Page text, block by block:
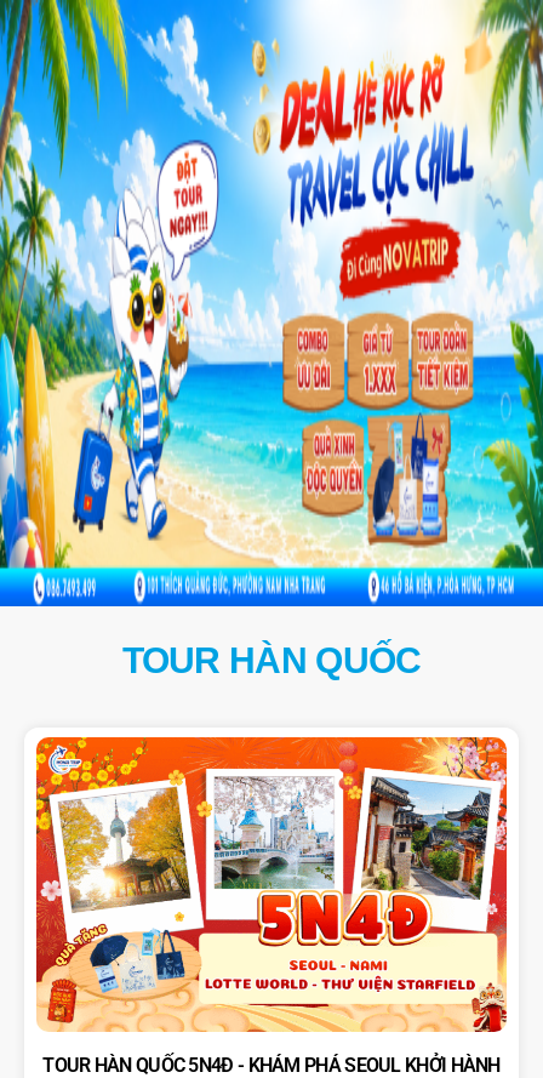
TOUR HÀN QUỐC
TOUR HÀN QUỐC 5N4Đ - KHÁM PHÁ SEOUL KHỞI HÀNH